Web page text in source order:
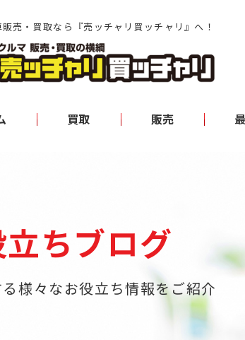
売・買取なら『売ッチャリ買ッチャリ』へ！
買取 販売
ちブログ
様々なお役立ち情報をご紹介